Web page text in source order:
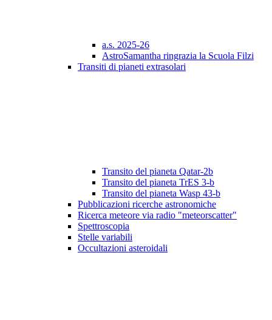
a.s. 2025-26
AstroSamantha ringrazia la Scuola Filzi
Transiti di pianeti extrasolari
Transito del pianeta Qatar-2b
Transito del pianeta TrES 3-b
Transito del pianeta Wasp 43-b
Pubblicazioni ricerche astronomiche
Ricerca meteore via radio "meteorscatter"
Spettroscopia
Stelle variabili
Occultazioni asteroidali